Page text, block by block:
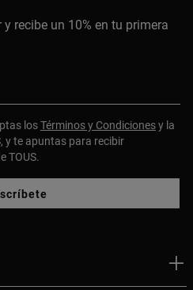
y recibe un 10% en tu primera
losTérminos y Condicionesy la
y te apuntas para recibir
TOUS.